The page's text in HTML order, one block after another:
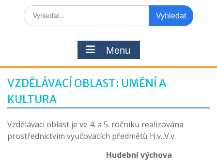
Search
for:
Menu
VZDĚLÁVACÍ OBLAST: UMĚNÍ A
KULTURA
Vzdělávací oblast je ve 4. a 5. ročníku realizována
prostřednictvím vyučovacích předmětů H.v.,V.v.
Hudební výchova